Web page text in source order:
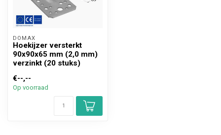
DOMAX
Hoekijzer versterkt
90x90x65 mm (2,0 mm)
verzinkt (20 stuks)
€--,--
Op voorraad